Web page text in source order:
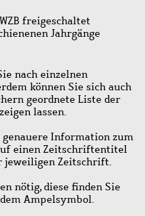
freigeschaltet
Jahrgänge
nach einzelnen
können Sie sich auch
geordnete Liste der
lassen.
Information zum
einen Zeitschriftentitel
jeweiligen Zeitschrift.
nötig, diese finden Sie
Ampelsymbol.